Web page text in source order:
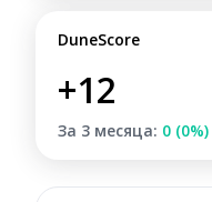
DuneScore
+12
За 3 месяца: 0 (0%)